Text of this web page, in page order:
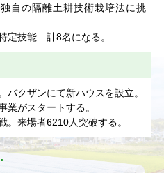
自の隔離土耕技術栽培法に挑
定技能 計8名になる。
バクザンにて新ハウスを設立。
業がスタートする。
。来場者6210人突破する。